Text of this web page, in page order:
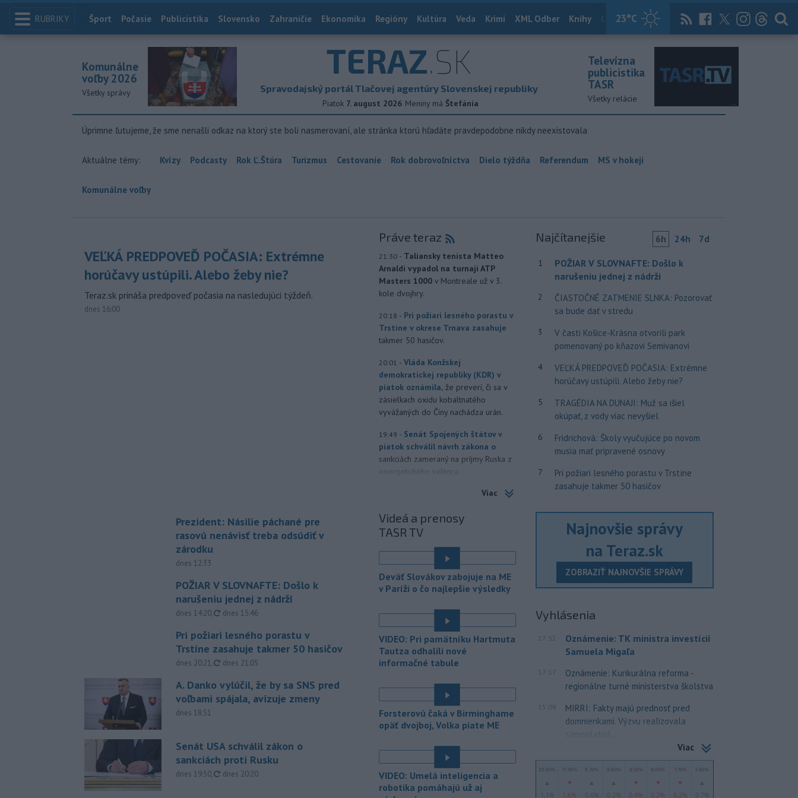
RUBRIKY 23°C
Index
Šport Počasie Publicistika Slovensko Zahraničie Ekonomika Regióny Kultúra Veda Krimi XML Odber Knihy Útulkovo Magazín News Now Archív
TERAZ.SK
Spravodajský portál Tlačovej agentúry Slovenskej republiky
Piatok 7. august 2026 Meniny má Štefánia
Komunálne
voľby 2026
Všetky správy
Televízna
publicistika
TASR
Všetky relácie
Úprimne ľutujeme, že sme nenašli odkaz na ktorý ste boli nasmerovaní, ale stránka ktorú hľadáte pravdepodobne nikdy neexistovala
Aktuálne témy: Kvízy Podcasty Rok Ľ.Štúra Turizmus Cestovanie Rok dobrovoľníctva Dielo týždňa Referendum MS v hokeji
Komunálne voľby
VEĽKÁ PREDPOVEĎ POČASIA: Extrémne
horúčavy ustúpili. Alebo žeby nie?
Teraz.sk prináša predpoveď počasia na nasledujúci týždeň.
dnes 16:00
Prezident: Násilie páchané pre
rasovú nenávisť treba odsúdiť v
zárodku
dnes 12:33
POŽIAR V SLOVNAFTE: Došlo k
narušeniu jednej z nádrží
dnes 14:20, aktualizované
dnes 15:46
Pri požiari lesného porastu v
Trstíne zasahuje takmer 50 hasičov
dnes 20:21, aktualizované
dnes 21:05
A. Danko vylúčil, že by sa SNS pred
voľbami spájala, avizuje zmeny
dnes 18:51
Senát USA schválil zákon o
sankciách proti Rusku
dnes 19:50, aktualizované
dnes 20:20
Práve teraz
21:30 - Taliansky tenista Matteo
Arnaldi vypadol na turnaji ATP
Masters 1000 v Montreale už v 3.
kole dvojhry.
20:18 - Pri požiari lesného porastu v
Trstíne v okrese Trnava zasahuje
takmer 50 hasičov.
20:01 - Vláda Konžskej
demokratickej republiky (KDR) v
piatok oznámila, že preverí, či sa v
zásielkach oxidu kobaltnatého
vyvážaných do Číny nachádza urán.
19:49 - Senát Spojených štátov v
piatok schválil návrh zákona o
sankciách zameraný na príjmy Ruska z
energetického sektora.
Slovenská polícia prispela k
ktorý sa podarilo ukončiť
právoplatným odsúdením páchateľa v
15:21 - Piatkový požiar v
bratislavskej rafinérii Slovnaft je
pod kontrolou.Príčina jeho vzniku
TASR to potvrdil hovorca rafinérie
Anton Molnár.
15:17 - Ministerstvo kultúry (MK) SR
upraví verziu opatrenia o
pôsobnosti rezortu.
14:17 -
V bratislavskej rafinérii
Slovnaft horí uskladnený ropný
produkt.
TASR o tom informovala
rafinéria s tým, že obyvateľom nehrozí
13:50 - Jedným zo zdravotných rizík
na festivale môže byť vyššia
Viac
Videá a prenosy
TASR TV
Deväť Slovákov zabojuje na ME
v Paríži o čo najlepšie výsledky
VIDEO: Pri pamätníku Hartmuta
Tautza odhalili nové
informačné tabule
Forsterovú čaká v Birminghame
opäť dvojboj, Volka piate ME
VIDEO: Umelá inteligencia a
robotika pomáhajú už aj
Najčítanejšie 6h 24h 7d
1
POŽIAR V SLOVNAFTE: Došlo k
narušeniu jednej z nádrží
2
ČIASTOČNÉ ZATMENIE SLNKA: Pozorovať
sa bude dať v stredu
3
V časti Košice-Krásna otvorili park
pomenovaný po kňazovi Semivanovi
4
VEĽKÁ PREDPOVEĎ POČASIA: Extrémne
horúčavy ustúpili. Alebo žeby nie?
5
TRAGÉDIA NA DUNAJI: Muž sa išiel
okúpať, z vody viac nevyšiel
6
Fridrichová: Školy vyučujúce po novom
musia mať pripravené osnovy
7
Pri požiari lesného porastu v Trstíne
zasahuje takmer 50 hasičov
Najnovšie správy
na Teraz.sk
ZOBRAZIŤ NAJNOVŠIE SPRÁVY
Vyhlásenia
17:32
Oznámenie: TK ministra investícií
Samuela Migaľa
17:17
Oznámenie: Kurikurálna reforma -
regionálne turné ministerstva školstva
15:09
MIRRI: Fakty majú prednosť pred
domnienkami. Výzvu realizovala
samostatná...
Viac